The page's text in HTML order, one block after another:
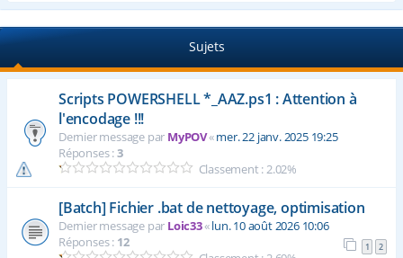
Sujets
Scripts POWERSHELL *_AAZ.ps1 : Attention à
l'encodage !!!
Dernier message par MyPOV«mer. 22 janv. 2025 19:25
Réponses :3
Classement : 2.02%
[Batch] Fichier .bat de nettoyage, optimisation
Dernier message par Loic33«lun. 10 août 2026 10:06
Réponses : 12 1 2